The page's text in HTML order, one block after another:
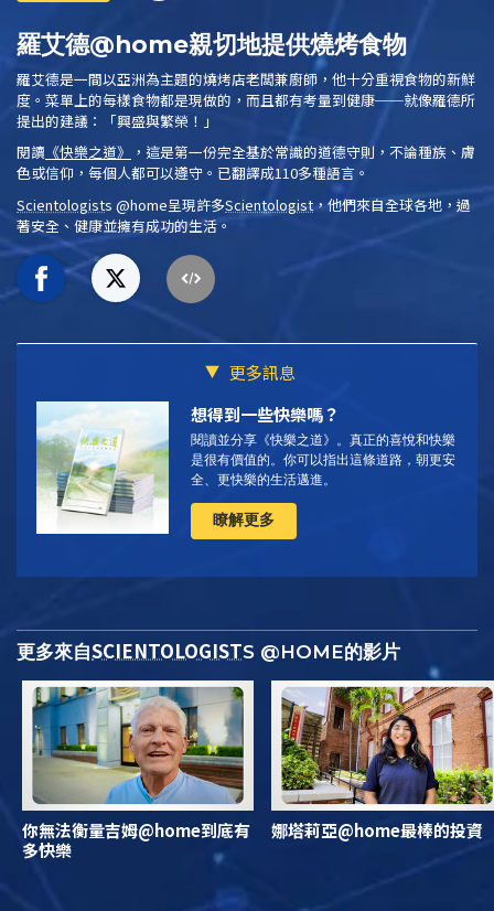
羅艾德@home親切地提供燒烤食物
羅艾德是一間以亞洲為主題的燒烤店老闆兼廚師，他十分重視食物的新鮮
度。菜單上的每樣食物都是現做的，而且都有考量到健康──就像羅德所
提出的建議：「興盛與繁榮！」
閱讀 《快樂之道》
，這是第一份完全基於常識的道德守則，不論種族、膚
色或信仰，每個人都可以遵守。已翻譯成110多種語言。
Scientologists @home呈現許多Scientologist ，他們來自全球各地，過
著安全、健康並擁有成功的生活。
更多訊息
想得到一些快樂嗎？
閱讀並分享《快樂之道》。 真正的喜悅和快樂
是很有價值的。你可以指出這條道路，朝更安
全、更快樂的生活邁進。
瞭解更多
更多來自SCIENTOLOGISTS @HOME的影片
你無法衡量吉姆@home到底有
多快樂
娜塔莉亞@home最棒的投資